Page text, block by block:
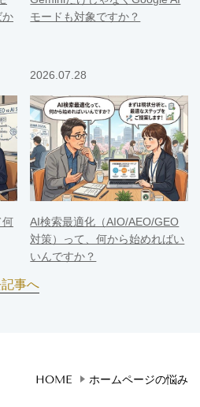
か
モードも対象ですか？
何
2026.07.28
AI検索最適化（AIO/AEO/GEO
対策）って、何から始めればい
いんですか？
事へ
HOME ホームページの悩み